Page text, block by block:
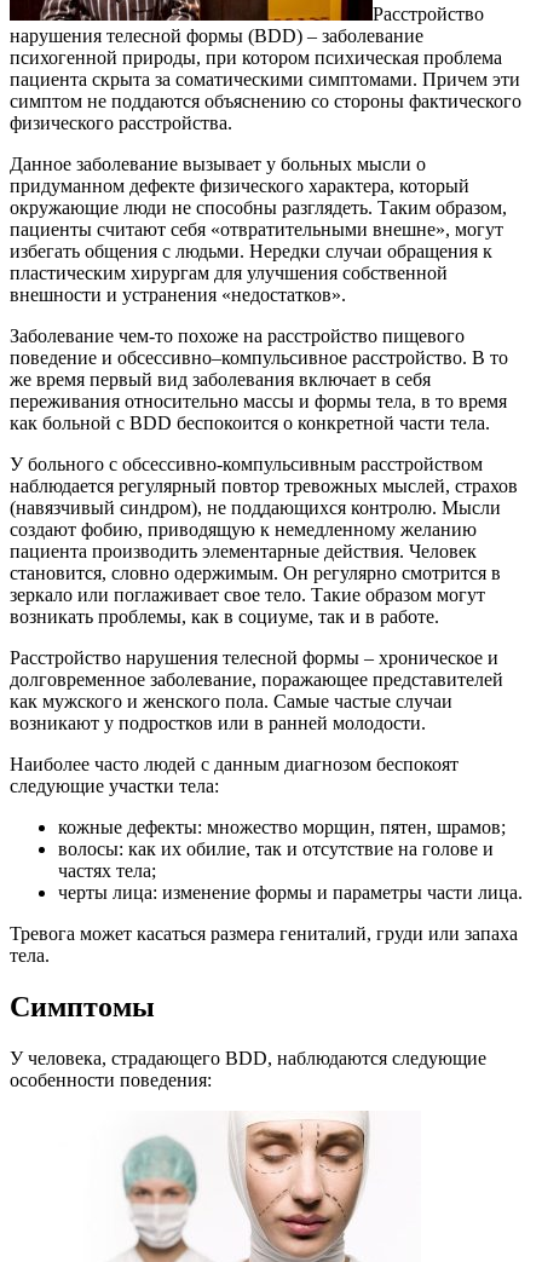
Расстройство
нарушения телесной формы (BDD) – заболевание
психогенной природы, при котором психическая проблема
пациента скрыта за соматическими симптомами. Причем эти
симптом не поддаются объяснению со стороны фактического
физического расстройства.
Данное заболевание вызывает у больных мысли о
придуманном дефекте физического характера, который
окружающие люди не способны разглядеть. Таким образом,
пациенты считают себя «отвратительными внешне», могут
избегать общения с людьми. Нередки случаи обращения к
пластическим хирургам для улучшения собственной
внешности и устранения «недостатков».
Заболевание чем-то похоже на расстройство пищевого
поведение и обсессивно–компульсивное расстройство. В то
же время первый вид заболевания включает в себя
переживания относительно массы и формы тела, в то время
как больной с BDD беспокоится о конкретной части тела.
У больного с обсессивно-компульсивным расстройством
наблюдается регулярный повтор тревожных мыслей, страхов
(навязчивый синдром), не поддающихся контролю. Мысли
создают фобию, приводящую к немедленному желанию
пациента производить элементарные действия. Человек
становится, словно одержимым. Он регулярно смотрится в
зеркало или поглаживает свое тело. Такие образом могут
возникать проблемы, как в социуме, так и в работе.
Расстройство нарушения телесной формы – хроническое и
долговременное заболевание, поражающее представителей
как мужского и женского пола. Самые частые случаи
возникают у подростков или в ранней молодости.
Наиболее часто людей с данным диагнозом беспокоят
следующие участки тела:
кожные дефекты: множество морщин, пятен, шрамов;
волосы: как их обилие, так и отсутствие на голове и
частях тела;
черты лица: изменение формы и параметры части лица.
Тревога может касаться размера гениталий, груди или запаха
тела.
Симптомы
У человека, страдающего BDD, наблюдаются следующие
особенности поведения: